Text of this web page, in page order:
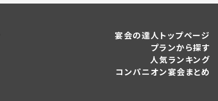
宴会の達人トップページ
プランから探す
人気ランキング
コンパニオン宴会まとめ